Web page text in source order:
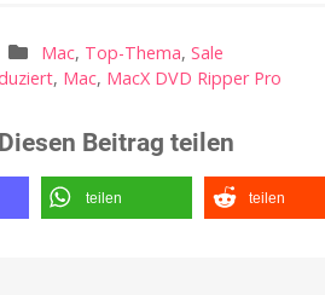
Mac, Top-Thema, Sale
, Mac, MacX DVD Ripper Pro
Diesen Beitrag teilen
teilen teilen